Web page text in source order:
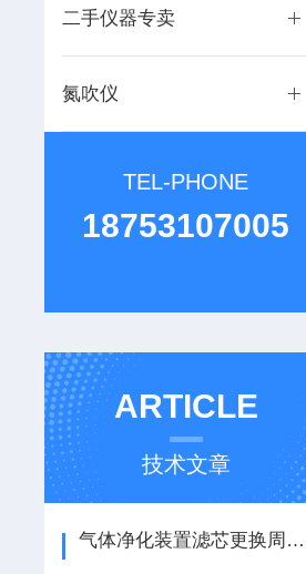
二手仪器专卖
氮吹仪
TEL-PHONE
18753107005
ARTICLE
技术文章
气体净化装置滤芯更换周期与寿命延长技巧